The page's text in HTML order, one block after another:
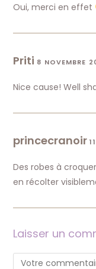
Oui, merci en effet
Priti 8 NOVEMBRE
Nice cause! Well
princecranoir
Des robes à
en récolter
Laisser un
Comment